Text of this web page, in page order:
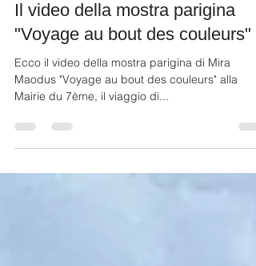
7 giu 2022
Tempo di lettura: 1 min
Il video della mostra parigina
"Voyage au bout des couleurs"
Ecco il video della mostra parigina di Mira
Mairie du 7ème, il viaggio di...